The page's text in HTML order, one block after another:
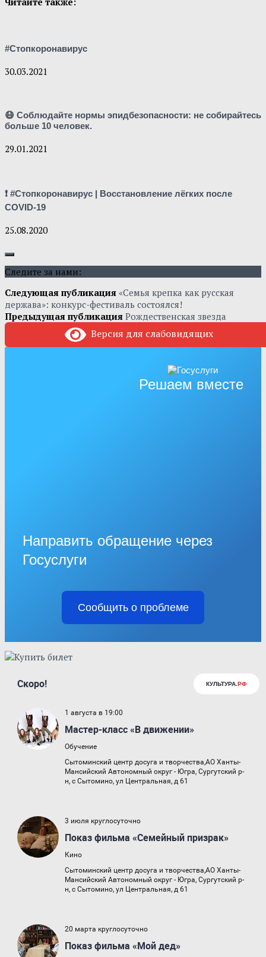
#Стопкоронавирус
30.03.2021
😷 Соблюдайте нормы эпидбезопасности: не собирайтесь
больше 10 человек.
29.01.2021
❗ #Cтопкоронавирус | Восстановление лёгких после
COVID-19
25.08.2020
Следите за нами:
Следующая публикация «Семья крепка как русская
держава»: конкурс-фестиваль состоялся!
Предыдущая публикация Рождественская звезда
Версия для слабовидящих
Решаем вместе
Направить обращение через
Госуслуги
Сообщить о проблеме